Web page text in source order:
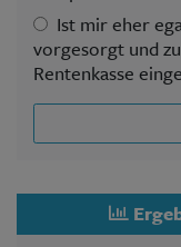
Ist mir eher
vorgesorgt und
Rentenkasse